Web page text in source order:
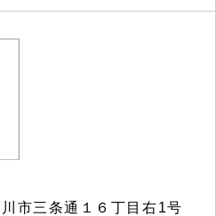
市三条通１６丁目右1号